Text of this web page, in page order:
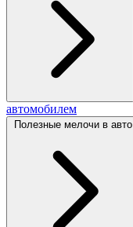
автомобилем
Полезные мелочи в авто